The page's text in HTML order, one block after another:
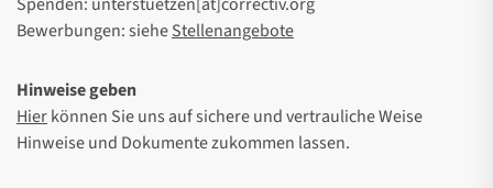
Bewerbungen: sieheStellenangebote
Hinweise geben
Hierkönnen Sie uns auf sichere und vertrauliche Weise
Hinweise und Dokumente zukommen lassen.